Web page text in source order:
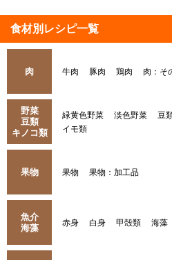
食材別レシピ一覧
肉 牛肉 豚肉 鶏肉 肉：そ
野菜
豆類
キノコ類
緑黄色野菜 淡色野菜 豆
イモ類
果物 果物 果物：加工品
魚介
海藻
赤身 白身 甲殻類 海藻